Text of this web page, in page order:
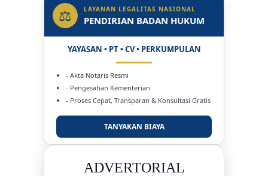
⚖ LAYANAN LEGALITAS NASIONAL
PENDIRIAN BADAN HUKUM
YAYASAN • PT • CV • PERKUMPULAN
- Akta Notaris Resmi
- Pengesahan Kementerian
- Proses Cepat, Transparan & Konsultasi Gratis
TANYAKAN BIAYA
DUKUNG KAMI